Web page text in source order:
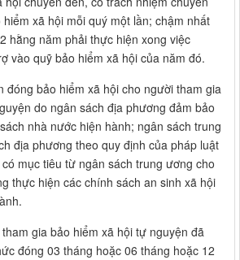
xã hội mỗi quý một lần; chậm nhất
hằng năm phải thực hiện xong việc
vào quỹ bảo hiểm xã hội của năm đó.
đóng bảo hiểm xã hội cho người tham gia
do ngân sách địa phương đảm bảo
nhà nước hiện hành; ngân sách trung
địa phương theo quy định của pháp luật
mục tiêu từ ngân sách trung ương cho
thực hiện các chính sách an sinh xã hội
gia bảo hiểm xã hội tự nguyện đã
đóng 03 tháng hoặc 06 tháng hoặc 12